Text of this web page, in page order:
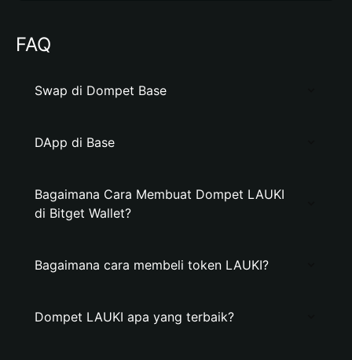
FAQ
Swap di Dompet Base
DApp di Base
Bagaimana Cara Membuat Dompet LAUKI
di Bitget Wallet?
Bagaimana cara membeli token LAUKI?
Dompet LAUKI apa yang terbaik?